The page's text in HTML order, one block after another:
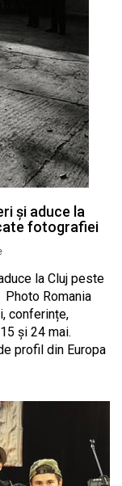
și aduce la
fotografiei
la Cluj peste
Romania
conferințe,
și 24 mai.
profil din Europa